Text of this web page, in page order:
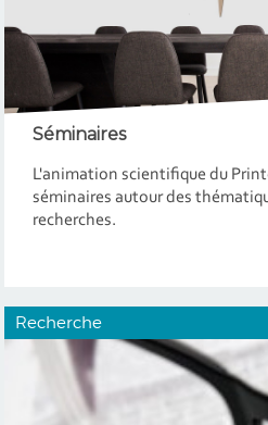
Séminaires
L'animation scientifique du
séminaires autour des
recherches.
Recherche